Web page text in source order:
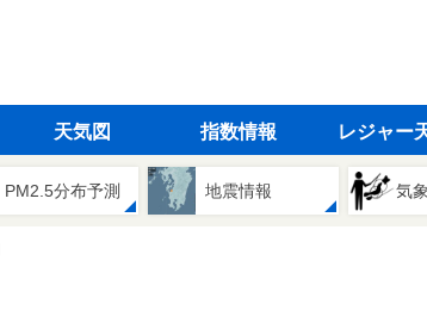
天気図 指数情報 レジャー
PM2.5分布予測 地震情報 気